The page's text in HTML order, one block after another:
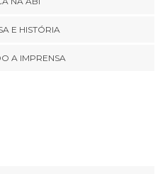
E HISTÓRIA
A IMPRENSA